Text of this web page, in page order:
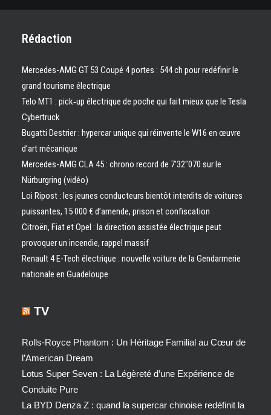
Rédaction
Mercedes-AMG GT 53 Coupé 4 portes : 544 ch pour redéfinir le
grand tourisme électrique
Telo MT1 : pick‑up électrique de poche qui fait mieux que le Tesla
Cybertruck
Bugatti Destrier : hypercar unique qui réinvente le W16 en œuvre
d’art mécanique
Mercedes-AMG CLA 45 : chrono record de 7’32″070 sur le
Nürburgring (vidéo)
Loi Ripost : les jeunes conducteurs bientôt interdits de voitures
puissantes, 15 000 € d’amende, prison et confiscation
Citroën, Fiat et Opel : la direction assistée électrique peut
provoquer un incendie, rappel massif
Renault 4 E-Tech électrique : nouvelle voiture de la Gendarmerie
nationale en Guadeloupe
TV
Rolls-Royce Phantom : Un Héritage Familial au Cœur de
l’American Dream
Lotus Super Seven : La Légèreté d’une Expérience de
Conduite Pure
La BYD Denza Z : quand la supercar chinoise redéfinit la